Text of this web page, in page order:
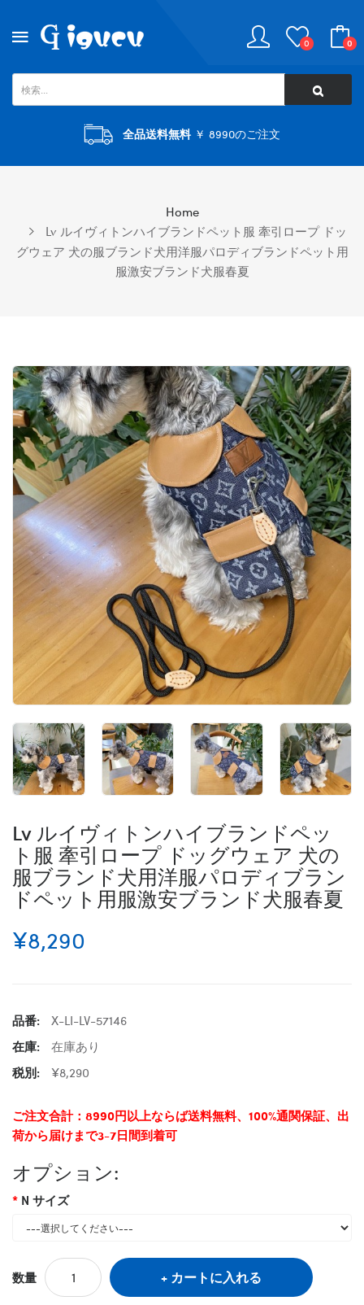
0 0
全品送料無料￥ 8990のご注文
Home
Lv ルイヴィトンハイブランドペット服 牽引ロープ ドッ
グウェア 犬の服ブランド犬用洋服パロディブランドペット用
服激安ブランド犬服春夏
Lv ルイヴィトンハイブランドペッ
ト服 牽引ロープ ドッグウェア 犬の
服ブランド犬用洋服パロディブラン
ドペット用服激安ブランド犬服春夏
¥8,290
品番:
X-LI-LV-57146
在庫:
在庫あり
税別:
¥8,290
ご注文合計：8990円以上ならば送料無料、100%通関保証、出
荷から届けまで3-7日間到着可
オプション:
N サイズ
数量 カートに入れる